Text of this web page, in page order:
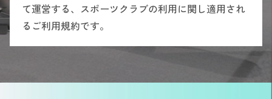
て運営する、スポーツクラブの利用に関し適用され
るご利用規約です。